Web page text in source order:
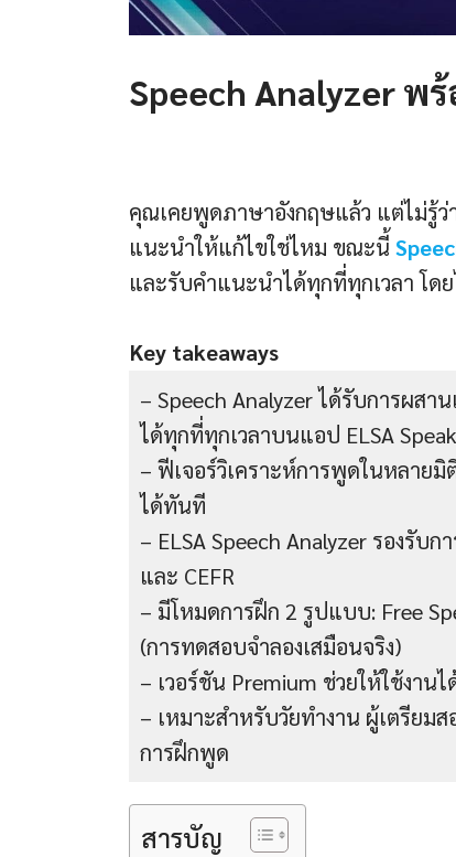
Speech Analyzer พ
คุณเคยพูดภาษาอังกฤษแล้ว แต่ไม่รู้ว่
แนะนำให้แก้ไขใช่ไหม ขณะนี้
และรับคำแนะนำได้ทุกที่ทุกเวลา โด
Key takeaways
– Speech Analyzer ได้รับการผส
ได้ทุกที่ทุกเวลาบนแอป ELSA Speak
– ฟีเจอร์วิเคราะห์การพูดในหลาย
ได้ทันที
– ELSA Speech Analyzer รองรับ
และ CEFR
– มีโหมดการฝึก 2 รูปแบบ: Free
(การทดสอบจำลองเสมือนจริง)
– เวอร์ชัน Premium ช่วยให้ใช้งาน
– เหมาะสำหรับวัยทำงาน ผู้เตรีย
การฝึกพูด
สารบัญ